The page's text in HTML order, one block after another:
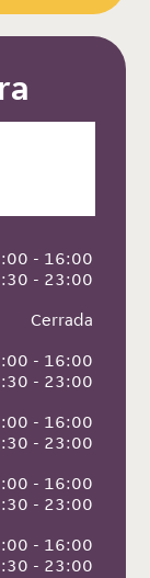
- 16:00
- 23:00
Cerrada
- 16:00
- 23:00
- 16:00
- 23:00
- 16:00
- 23:00
- 16:00
- 23:00